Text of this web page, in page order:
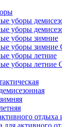
уборы
уборы
уборы зимние
уборы зимние
уборы летние
уборы летние
отдыха
для активного